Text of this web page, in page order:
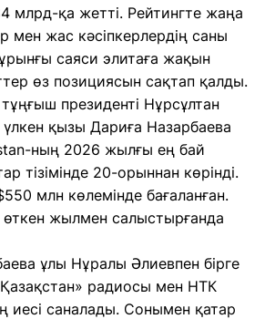
млрд-қа жетті. Рейтингте жаңа
мен жас кәсіпкерлердің саны
саяси элитаға жақын
өз позициясын сақтап қалды.
президенті Нұрсұлтан
қызы Дариға Назарбаева
ның 2026 жылғы ең бай
тізімінде 20-орыннан көрінді.
млн көлемінде бағаланған.
өткен жылмен салыстырғанда
ұлы Нұралы Әлиевпен бірге
радиосы мен НТК
иесі саналады. Сонымен қатар